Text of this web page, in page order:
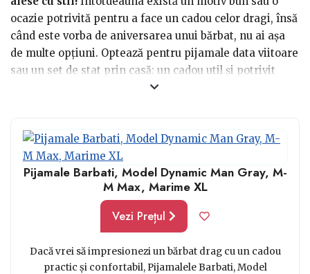
ocazie potrivită pentru a face un cadou celor dragi, însă
când este vorba de aniversarea unui bărbat, nu ai așa
de multe opțiuni. Optează pentru pijamale data viitoare
sau un set de stat prin casă: un cadou util și potrivit
pentru orice vârstă, astfel că vei știi ce să alegi data
Pijamale Barbati, Model Dynamic Man Gray, M-
M Max, Marime XL
Vezi Prețul
Dacă vrei să impresionezi un bărbat drag cu un cadou
practic și confortabil, Pijamalele Barbati, Model